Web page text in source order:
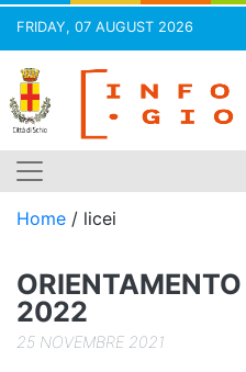
FRIDAY, 07 AUGUST 2026
Skip
content
Home / licei
2022
25 NOVEMBRE 2021